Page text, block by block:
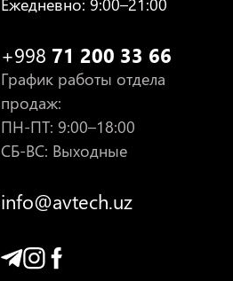
Ежедневно: 9:00–21:00
+998 71 200 33 66
График работы отдела
продаж:
ПН-ПТ: 9:00–18:00
СБ-ВС: Выходные
info@avtech.uz